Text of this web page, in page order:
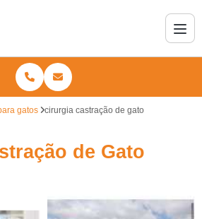
gatos cirurgia castração de gato
de Gato